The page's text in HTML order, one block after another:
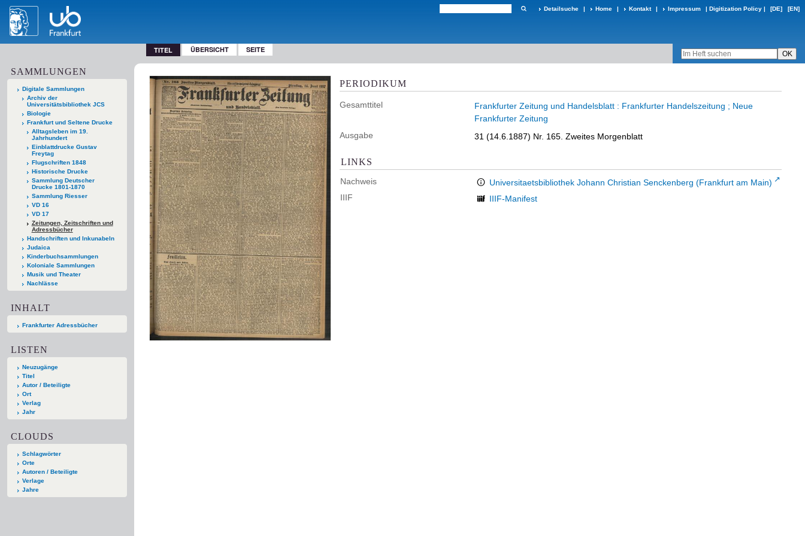
Detailsuche | Home | Kontakt | Impressum | Digitization Policy | [DE] [EN]
TITEL ÜBERSICHT SEITE
SAMMLUNGEN
Digitale Sammlungen
Archiv der
Universitätsbibliothek JCS
Biologie
Frankfurt und Seltene Drucke
Alltagsleben im 19.
Jahrhundert
Einblattdrucke Gustav
Freytag
Flugschriften 1848
Historische Drucke
Sammlung Deutscher
Drucke 1801-1870
Sammlung Riesser
VD 16
VD 17
Zeitungen, Zeitschriften und
Adressbücher
Handschriften und Inkunabeln
Judaica
Kinderbuchsammlungen
Koloniale Sammlungen
Musik und Theater
Nachlässe
INHALT
Frankfurter Adressbücher
LISTEN
Neuzugänge
Titel
Autor / Beteiligte
Ort
Verlag
Jahr
CLOUDS
Schlagwörter
Orte
Autoren / Beteiligte
Verlage
Jahre
PERIODIKUM
Gesamttitel
Frankfurter Zeitung und Handelsblatt : Frankfurter Handelszeitung ; Neue
Frankfurter Zeitung
Ausgabe
31 (14.6.1887) Nr. 165. Zweites Morgenblatt
LINKS
Nachweis
Universitaetsbibliothek Johann Christian Senckenberg (Frankfurt am Main)
IIIF
IIIF-Manifest